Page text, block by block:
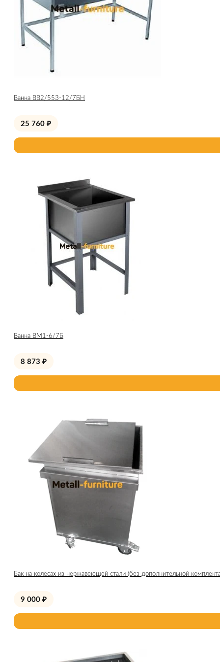
Ванна ВВ2/553-12/7БН
25 760 ₽
Ванна ВМ1-6/7Б
8 873 ₽
Бак на колёсах из нержавеющей стали (без дополнительной
9 000 ₽